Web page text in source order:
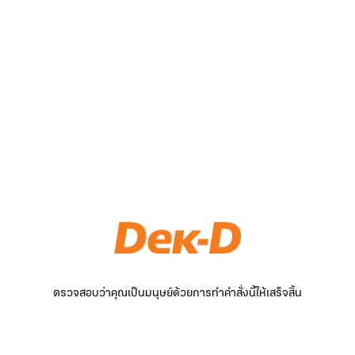
ตรวจสอบว่าคุณเป็นมนุษย์ด้วยการทำคำสั่งนี้ให้เสร็จสิ้น